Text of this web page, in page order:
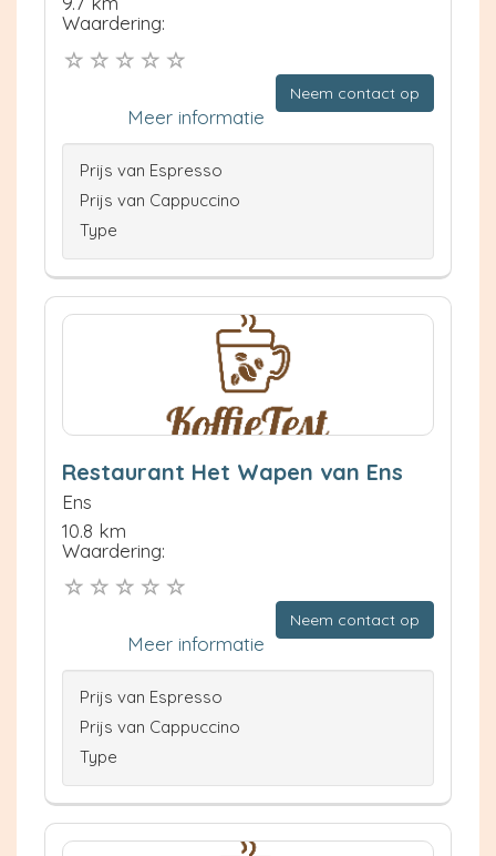
Waardering:
Neem contact op
Meer informatie
Prijs van Espresso
Prijs van Cappuccino
Type
Restaurant Het Wapen van Ens
Ens
10.8 km
Waardering:
Neem contact op
Meer informatie
Prijs van Espresso
Prijs van Cappuccino
Type